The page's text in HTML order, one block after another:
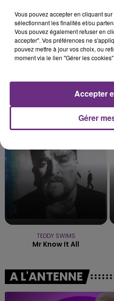
TEDDY SWIMS
Mr Know It All
A L'ANTENNE
Vous pouvez accepter en cliquant
sélectionnant les finalités et/ou
Vous pouvez également refuser en
accepter". Vos préférences ne
pouvez mettre à jour vos choix, ou
moment via le lien "Gérer les
Gérer
Accepter